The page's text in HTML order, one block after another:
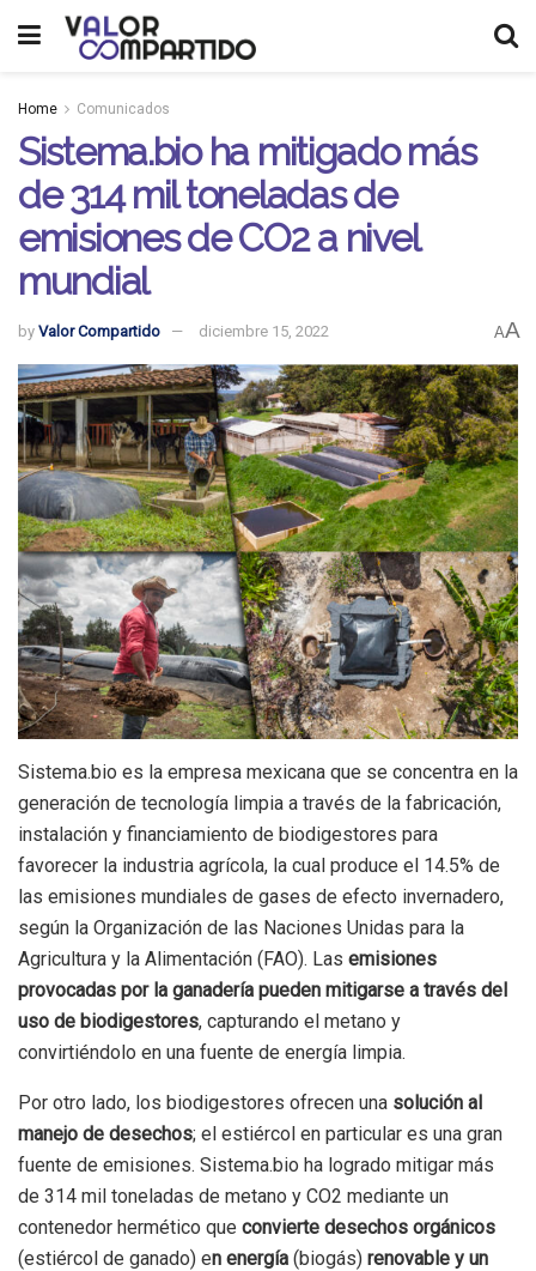
Home Comunicados
Sistema.bio ha mitigado más
de 314 mil toneladas de
emisiones de CO2 a nivel
mundial
by Valor Compartido diciembre 15, 2022 AA
Sistema.bio es la empresa mexicana que se concentra en la
generación de tecnología limpia a través de la fabricación,
instalación y financiamiento de biodigestores para
favorecer la industria agrícola, la cual produce el 14.5% de
las emisiones mundiales de gases de efecto invernadero,
según la Organización de las Naciones Unidas para la
Agricultura y la Alimentación (FAO). Las emisiones
provocadas por la ganadería pueden mitigarse a través del
uso de biodigestores, capturando el metano y
convirtiéndolo en una fuente de energía limpia.
Por otro lado, los biodigestores ofrecen una solución al
manejo de desechos; el estiércol en particular es una gran
fuente de emisiones. Sistema.bio ha logrado mitigar más
de 314 mil toneladas de metano y CO2 mediante un
contenedor hermético que convierte desechos orgánicos
(estiércol de ganado) en energía (biogás) renovable y un